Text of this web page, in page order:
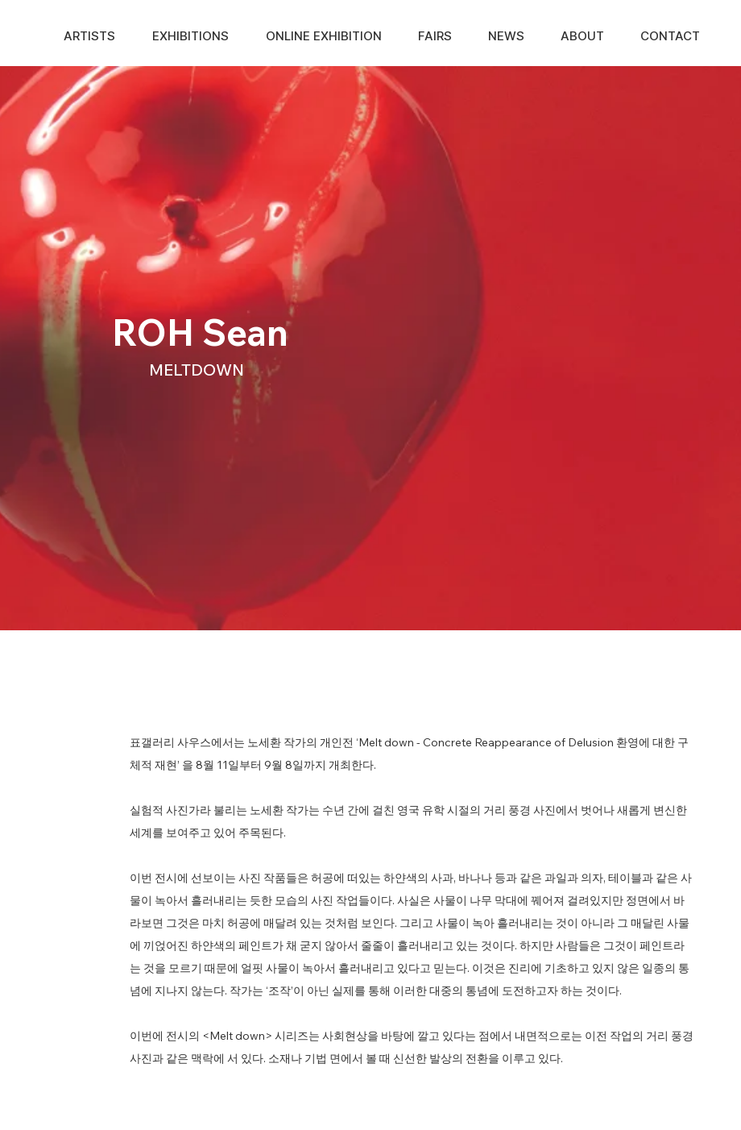
ARTISTS EXHIBITIONS ONLINE EXHIBITION FAIRS NEWS ABOUT CONTACT
ROH Sean
MELTDOWN
표갤러리 사우스에서는 노세환 작가의 개인전 ‘Melt down - Concrete Reappearance of Delusion 환영에 대한 구
체적 재현’ 을 8월 11일부터 9월 8일까지 개최한다.
실험적 사진가라 불리는 노세환 작가는 수년 간에 걸친 영국 유학 시절의 거리 풍경 사진에서 벗어나 새롭게 변신한
세계를 보여주고 있어 주목된다.
이번 전시에 선보이는 사진 작품들은 허공에 떠있는 하얀색의 사과, 바나나 등과 같은 과일과 의자, 테이블과 같은 사
물이 녹아서 흘러내리는 듯한 모습의 사진 작업들이다. 사실은 사물이 나무 막대에 꿰어져 걸려있지만 정면에서 바
라보면 그것은 마치 허공에 매달려 있는 것처럼 보인다. 그리고 사물이 녹아 흘러내리는 것이 아니라 그 매달린 사물
에 끼얹어진 하얀색의 페인트가 채 굳지 않아서 줄줄이 흘러내리고 있는 것이다. 하지만 사람들은 그것이 페인트라
는 것을 모르기 때문에 얼핏 사물이 녹아서 흘러내리고 있다고 믿는다. 이것은 진리에 기초하고 있지 않은 일종의 통
념에 지나지 않는다. 작가는 ‘조작’이 아닌 실제를 통해 이러한 대중의 통념에 도전하고자 하는 것이다.
이번에 전시의 <Melt down> 시리즈는 사회현상을 바탕에 깔고 있다는 점에서 내면적으로는 이전 작업의 거리 풍경
사진과 같은 맥락에 서 있다. 소재나 기법 면에서 볼 때 신선한 발상의 전환을 이루고 있다.